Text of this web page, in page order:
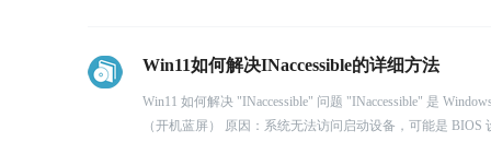
Win11如何解决INaccessible的详细方法
Win11 如何解决 "INaccessible" 问题 "INaccessible" 是
（开机蓝屏） 原因：系统无法访问启动设备，可能是 BIOS